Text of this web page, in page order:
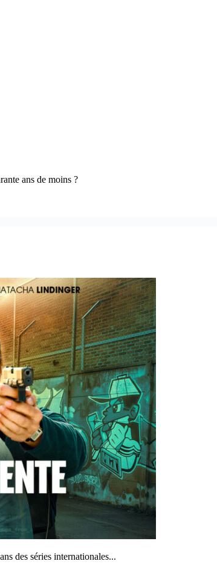
ans de moins ?
des séries internationales...